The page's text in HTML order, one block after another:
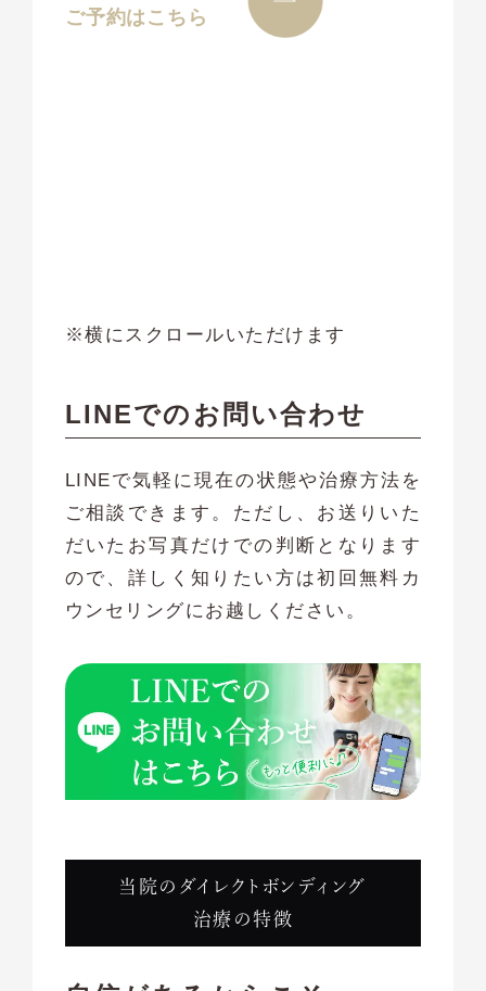
ご予約はこちら
※横にスクロールいただけます
LINEでのお問い合わせ
LINEで気軽に現在の状態や治療方法を
ご相談できます。ただし、お送りいた
だいたお写真だけでの判断となります
ので、詳しく知りたい方は初回無料カ
ウンセリングにお越しください。
当院のダイレクトボンディング
治療の特徴